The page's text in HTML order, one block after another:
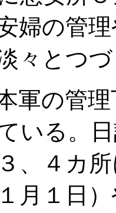
婦の管
々とつ
軍の管
いる。
、４カ
月１日